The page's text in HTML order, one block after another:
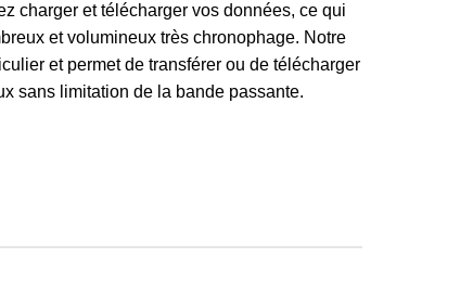
charger et télécharger vos données, ce qui
et volumineux très chronophage. Notre
et permet de transférer ou de télécharger
sans limitation de la bande passante.